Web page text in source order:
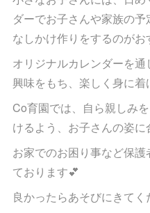
ダーでお子さんや家族の
なしかけ作りをするのがお
オリジナルカレンダーを
興味をもち、楽しく身に
Co育園では、自ら親しみ
けるよう、お子さんの姿
お家でのお困り事など保
ております💕
良かったらあそびにきてく